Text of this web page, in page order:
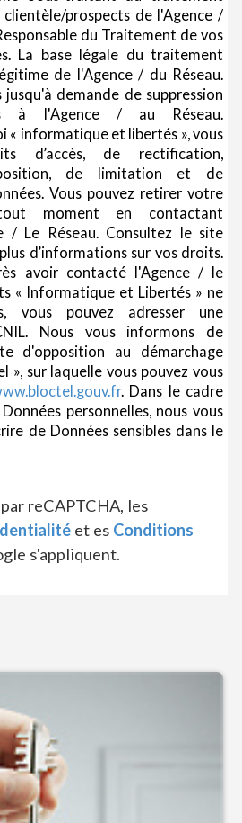
prospects de l'Agence /
du Traitement de vos
La base légale du traitement
de l'Agence / du Réseau.
jusqu'à demande de suppression
à l'Agence / au Réseau.
« informatique et libertés », vous
d’accès, de rectification,
de limitation et de
Vous pouvez retirer votre
moment en contactant
/ Le Réseau. Consultez le site
d’informations sur vos droits.
avoir contacté l'Agence / le
« Informatique et Libertés » ne
vous pouvez adresser une
Nous vous informons de
d'opposition au démarchage
», sur laquelle vous pouvez vous
. Dans le cadre
personnelles, nous vous
de Données sensibles dans le
reCAPTCHA, les
et es Conditions
s'appliquent.